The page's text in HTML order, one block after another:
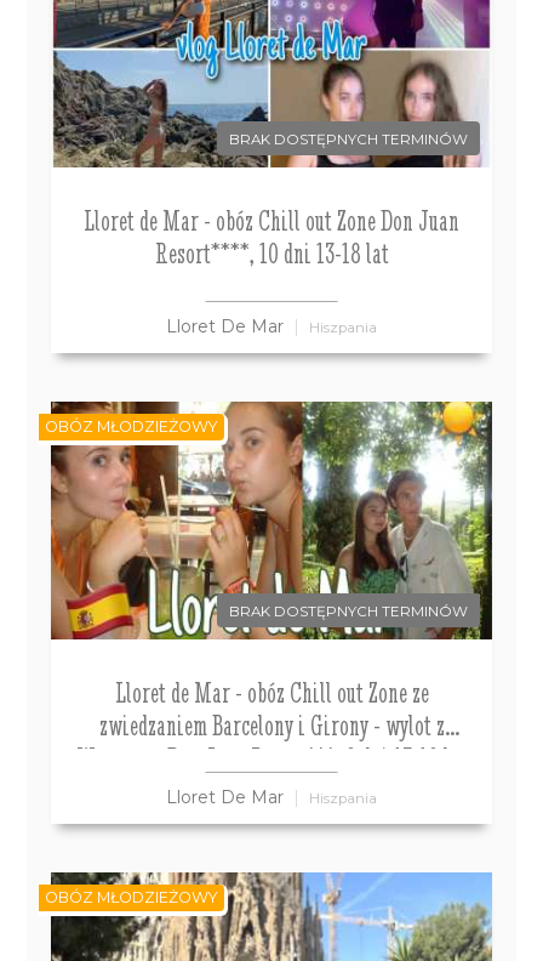
BRAK DOSTĘPNYCH TERMINÓW
Lloret de Mar - obóz Chill out Zone Don Juan
Resort****, 10 dni 13-18 lat
Lloret De Mar Hiszpania
BRAK DOSTĘPNYCH TERMINÓW
Lloret de Mar - obóz Chill out Zone ze
zwiedzaniem Barcelony i Girony - wylot z
Warszawy Don Juan Resort***, 8 dni 13-18 lat
Lloret De Mar Hiszpania
OBÓZ MŁODZIEŻOWY
OBÓZ MŁODZIEŻOWY